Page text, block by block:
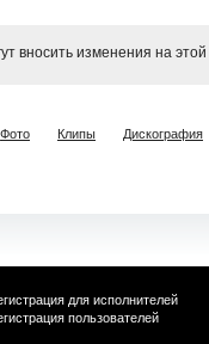
вносить изменения на
Фото Клипы Дискография
для исполнителей
пользователей